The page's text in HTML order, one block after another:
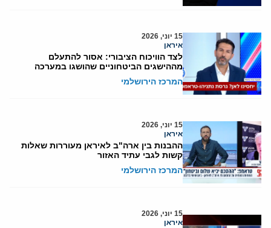
15 יוני, 2026
איראן
לצד הוויכוח הציבורי: אסור להתעלם
מההישגים הביטחוניים שהושגו במערכה
המרכז הירושלמי
15 יוני, 2026
איראן
ההבנות בין ארה"ב לאיראן מעוררות שאלות
קשות לגבי עתיד האזור
המרכז הירושלמי
15 יוני, 2026
איראן